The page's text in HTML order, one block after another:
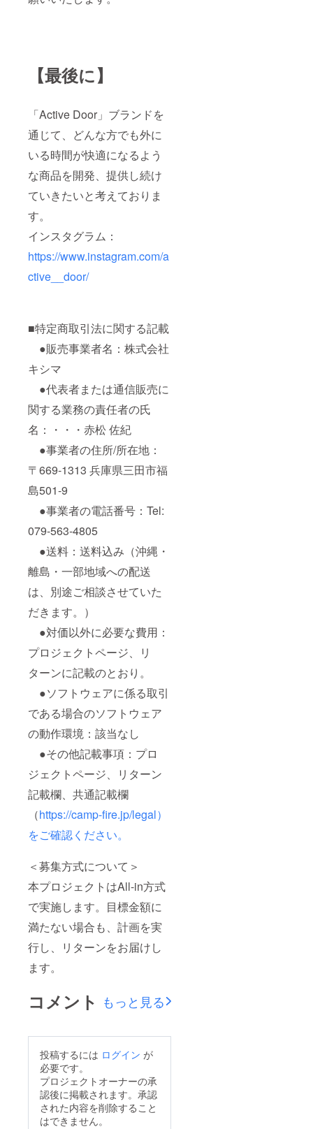
【最後に】
「Active Door」ブランドを
通じて、どんな方でも外に
いる時間が快適になるよう
な商品を開発、提供し続け
ていきたいと考えておりま
す。
インスタグラム：
https://www.instagram.com/a
ctive__door/
■特定商取引法に関する記載
●販売事業者名：株式会社
キシマ
●代表者または通信販売に
関する業務の責任者の氏
名：・・・赤松 佐紀
●事業者の住所/所在地：
〒669-1313 兵庫県三田市福
島501-9
●事業者の電話番号：Tel:
079-563-4805
●送料：送料込み（沖縄・
離島・一部地域への配送
は、別途ご相談させていた
だきます。）
●対価以外に必要な費用：
プロジェクトページ、リ
ターンに記載のとおり。
●ソフトウェアに係る取引
である場合のソフトウェア
の動作環境：該当なし
●その他記載事項：プロ
ジェクトページ、リターン
記載欄、共通記載欄
（https://camp-fire.jp/legal）
をご確認ください。
＜募集方式について＞
本プロジェクトはAll-in方式
で実施します。目標金額に
満たない場合も、計画を実
行し、リターンをお届けし
ます。
コメント もっと見る
投稿するには ログイン が
必要です。
プロジェクトオーナーの承
認後に掲載されます。承認
された内容を削除すること
はできません。